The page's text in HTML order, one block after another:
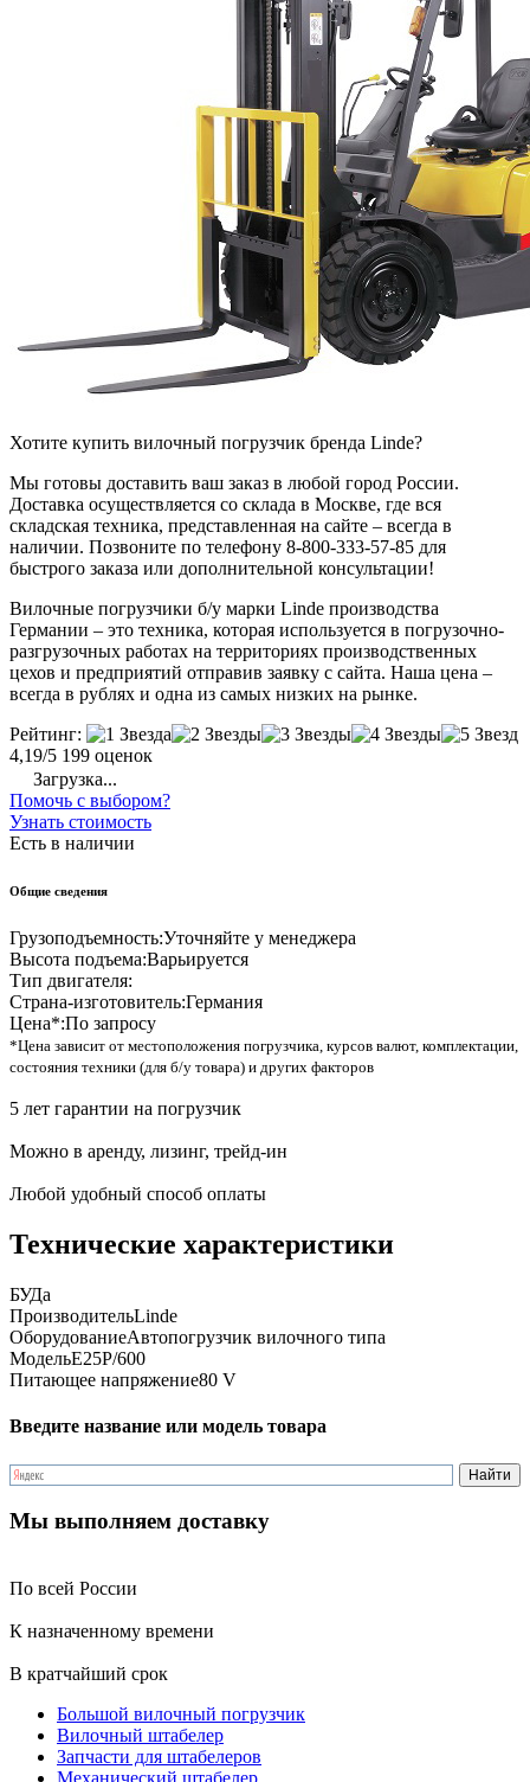
Хотите купить вилочный погрузчик бренда Linde?
Мы готовы доставить ваш заказ в любой город России.
Доставка осуществляется со склада в Москве, где вся
складская техника, представленная на сайте – всегда в
наличии. Позвоните по телефону 8-800-333-57-85 для
быстрого заказа или дополнительной консультации!
Вилочные погрузчики б/у марки Linde производства
Германии – это техника, которая используется в погрузочно-
разгрузочных работах на территориях производственных
цехов и предприятий отправив заявку с сайта. Наша цена –
всегда в рублях и одна из самых низких на рынке.
Рейтинг:
4,19/5 199 оценок
Загрузка...
Помочь с выбором?
Узнать стоимость
Есть в наличии
Общие сведения
Грузоподъемность:Уточняйте у менеджера
Высота подъема:Варьируется
Тип двигателя:
Страна-изготовитель:Германия
Цена*:По запросу
*Цена зависит от местоположения погрузчика, курсов валют, комплектации,
состояния техники (для б/у товара) и других факторов
5 лет гарантии на погрузчик
Можно в аренду, лизинг, трейд-ин
Любой удобный способ оплаты
Технические характеристики
БУДа
ПроизводительLinde
ОборудованиеАвтопогрузчик вилочного типа
МодельE25P/600
Питающее напряжение80 V
Введите название или модель товара
Мы выполняем доставку
По всей России
К назначенному времени
В кратчайший срок
Большой вилочный погрузчик
Вилочный штабелер
Запчасти для штабелеров
Механический штабелер